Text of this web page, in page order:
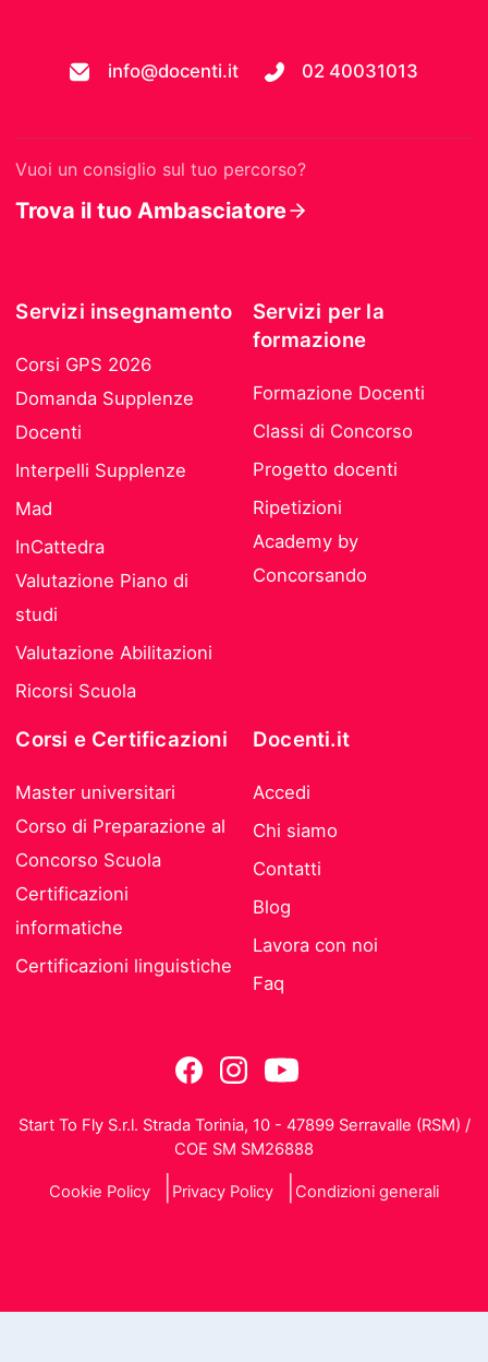
info@docenti.it 02 40031013
Vuoi un consiglio sul tuo percorso?
Trova il tuo Ambasciatore
Servizi insegnamento
Corsi GPS 2026
Domanda Supplenze
Docenti
Interpelli Supplenze
Mad
InCattedra
Valutazione Piano di
studi
Valutazione Abilitazioni
Ricorsi Scuola
Servizi per la
formazione
Formazione Docenti
Classi di Concorso
Progetto docenti
Ripetizioni
Academy by
Concorsando
Corsi e Certificazioni
Master universitari
Corso di Preparazione al
Concorso Scuola
Certificazioni
informatiche
Certificazioni linguistiche
Docenti.it
Accedi
Chi siamo
Contatti
Blog
Lavora con noi
Faq
Start To Fly S.r.l. Strada Torinia, 10 - 47899 Serravalle (RSM) /
COE SM SM26888
Cookie Policy Privacy Policy Condizioni generali